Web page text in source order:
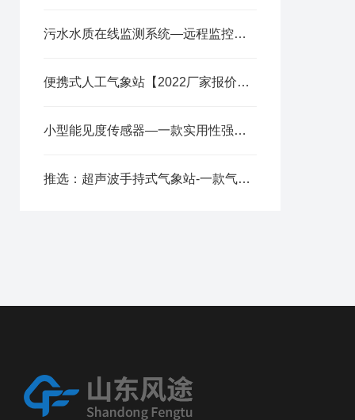
污水水质在线监测系统—远程监控水质指标@2024风途推送
便携式人工气象站【2022厂家报价】#寒潮新闻
小型能见度传感器—一款实用性强的前向散射能见度仪@2023已更新
推选：超声波手持式气象站-一款气势恢宏的手持气象站